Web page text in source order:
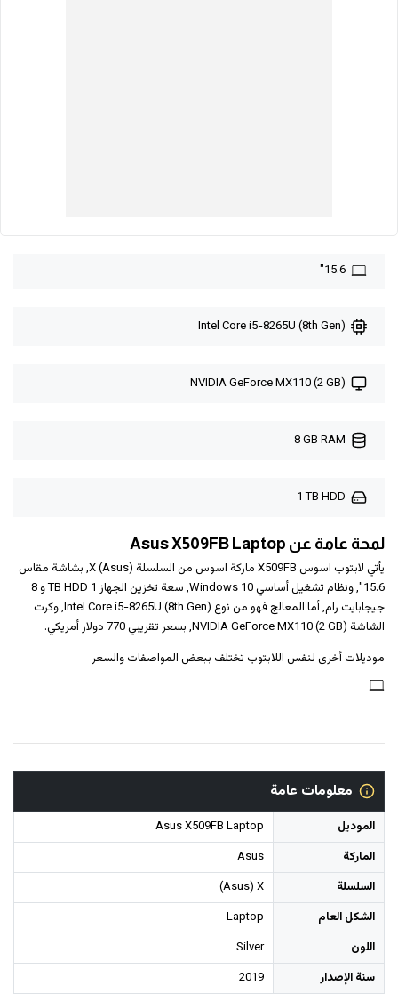
15.6"
Intel Core i5-8265U (8th Gen)
NVIDIA GeForce MX110 (2 GB)
8 GB RAM
1 TB HDD
لمحة عامة عن Asus X509FB Laptop
يأتي لابتوب اسوس X509FB ماركة اسوس من السلسلة (Asus) X, بشاشة مقاس
15.6", ونظام تشغيل أساسي Windows 10, سعة تخزين الجهاز 1 TB HDD و ‎8
جيجابايت رام‎, أما المعالج فهو من نوع Intel Core i5-8265U (8th Gen), وكرت
الشاشة NVIDIA GeForce MX110 (2 GB), بسعر تقريبي 770 دولار أمريكي.
موديلات أخرى لنفس اللابتوب تختلف ببعض المواصفات والسعر
معلومات عامة
الموديل
Asus X509FB Laptop
الماركة
Asus
السلسلة
(Asus) X
الشكل العام
Laptop
اللون
Silver
سنة الإصدار
2019